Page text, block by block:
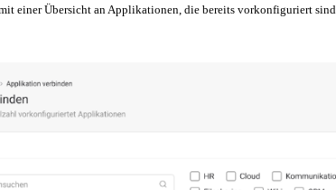
einer Übersicht an Applikationen, die bereits vorkonfiguriert sind